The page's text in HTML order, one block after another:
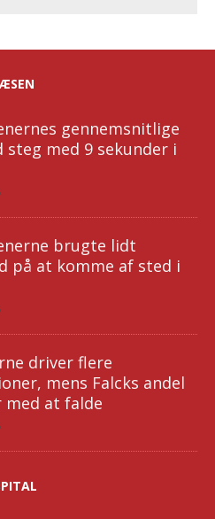
gennemsnitlige
steg med 9 sekunder i
brugte lidt
på at komme af sted i
driver flere
mens Falcks andel
at falde